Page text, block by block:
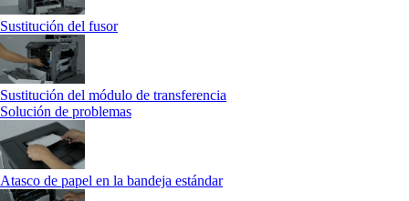
Sustitución del fusor
Sustitución del módulo de transferencia
Solución de problemas
Atasco de papel en la bandeja estándar